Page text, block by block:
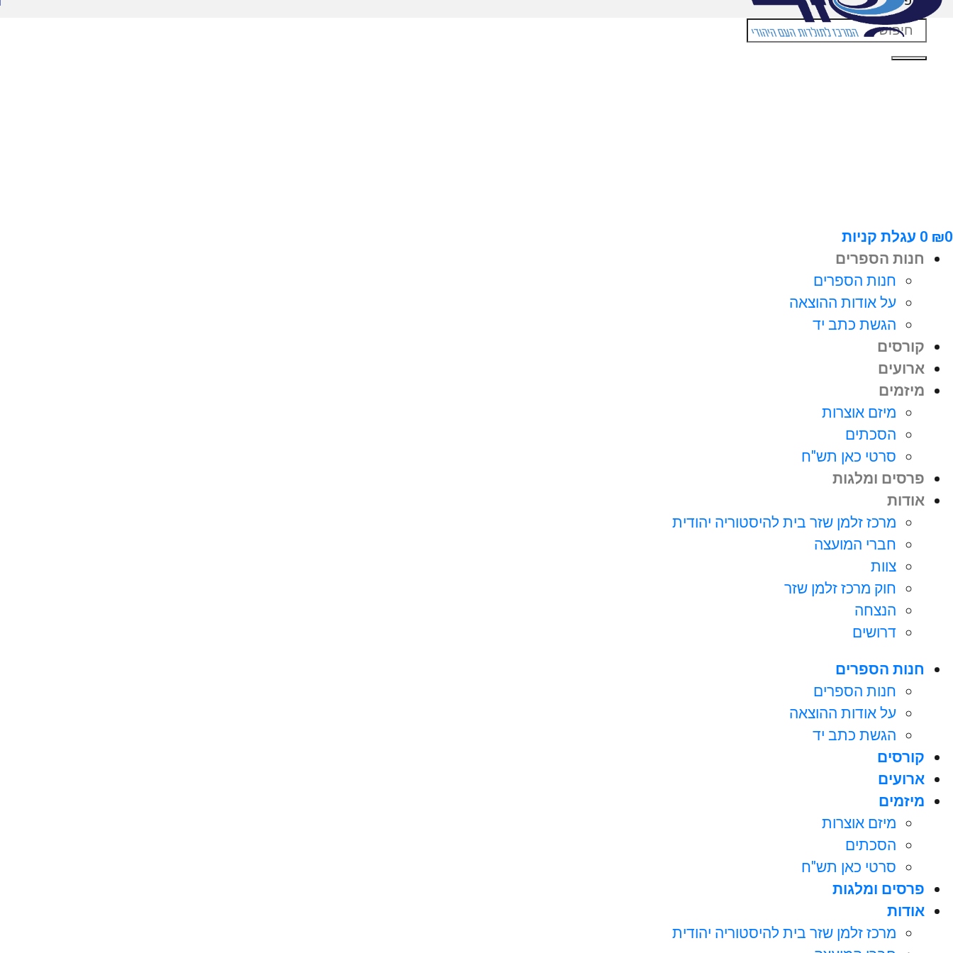
₪0
0 עגלת קניות
חנות הספרים
חנות הספרים
על אודות ההוצאה
הגשת כתב יד
קורסים
ארועים
מיזמים
מיזם אוצרות
הסכתים
סרטי כאן תש"ח
פרסים ומלגות
אודות
מרכז זלמן שזר בית להיסטוריה יהודית
חברי המועצה
צוות
חוק מרכז זלמן שזר
הנצחה
דרושים
חנות הספרים
חנות הספרים
על אודות ההוצאה
הגשת כתב יד
קורסים
ארועים
מיזמים
מיזם אוצרות
הסכתים
סרטי כאן תש"ח
פרסים ומלגות
אודות
מרכז זלמן שזר בית להיסטוריה יהודית